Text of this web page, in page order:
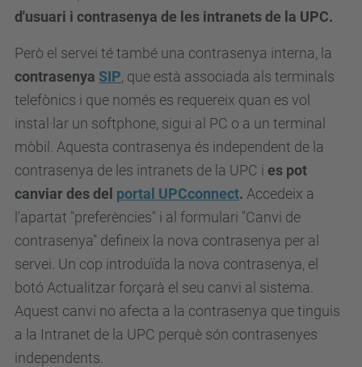
d'usuari i contrasenya de les intranets de la UPC.
Però el servei té també una contrasenya interna, la
contrasenya SIP, que està associada als terminals
telefònics i que només es requereix quan es vol
instal·lar un softphone, sigui al PC o a un terminal
mòbil. Aquesta contrasenya és independent de la
contrasenya de les intranets de la UPC i es pot
canviar des del portal UPCconnect. Accedeix a
l'apartat "preferències" i al formulari "Canvi de
contrasenya" defineix la nova contrasenya per al
servei. Un cop introduïda la nova contrasenya, el
botó Actualitzar forçarà el seu canvi al sistema.
Aquest canvi no afecta a la contrasenya que tinguis
a la Intranet de la UPC perquè són contrasenyes
independents.